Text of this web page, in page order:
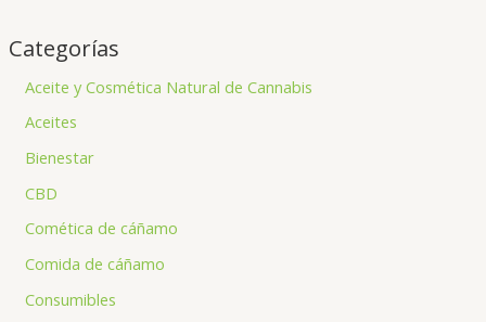
Categorías
Aceite y Cosmética Natural de Cannabis
Aceites
Bienestar
CBD
Comética de cáñamo
Comida de cáñamo
Consumibles